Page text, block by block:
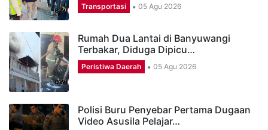
Transportasi 05 Agu 2026
Rumah Dua Lantai di Banyuwangi
Terbakar, Diduga Dipicu…
Peristiwa Daerah 05 Agu 2026
Polisi Buru Penyebar Pertama Dugaan
Video Asusila Pelajar…